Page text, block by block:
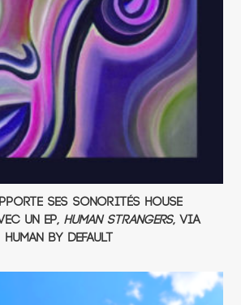
ses sonorités house
un EP, Human Strangers, via
Human By Default